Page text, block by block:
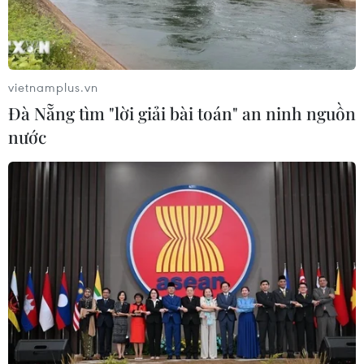
Xem thêm
CƠ QUAN CHỦ QUẢN: THÔNG TẤN XÃ VIỆT NAM
Tổng Biên tập: TRẦN TIẾN DUẨN
Phó Tổng Biên tập: NGUYỄN THỊ TÁM, KHÚC THANH
Quy định sử dụng
RSS
Hỗ trợ
Ngôn ngữ
TTXVN
Dịch vụ tin
Quảng cáo
vietnamplus.vn
Đà Nẵng tìm "lời giải bài toán" an ninh nguồn
nước